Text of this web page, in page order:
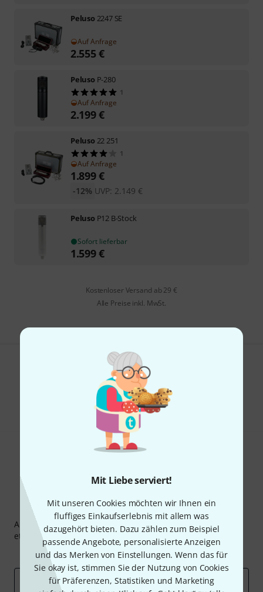
Mit Liebe serviert!
Mit unseren Cookies möchten wir Ihnen ein
fluffiges Einkaufserlebnis mit allem was
dazugehört bieten. Dazu zählen zum Beispiel
passende Angebote, personalisierte Anzeigen
und das Merken von Einstellungen. Wenn das für
Sie okay ist, stimmen Sie der Nutzung von Cookies
für Präferenzen, Statistiken und Marketing
Peluso 2247 SE
Auf Anfrage
2.555€
Peluso P-280
1
Auf Anfrage
2.199€
Peluso 22 251
1
Auf Anfrage
1.899€
UVP: 2.149 €
-12%
Peluso P12 B-Stock
Sofort lieferbar
1.599€
Kostenloser Versand ab 29 €
Alle Preise inkl. MwSt.
Gefällt Ihnen, was Sie sehen?
Teilen Hilfe & Feedback
Thomann Newsletter
Abonniere den Thomann Newsletter und gewinne mit
etwas Glück einen von50 Gutscheinenüber jeweils
Inspirierende Beiträge
Deals Thomann Insights
E-Mail-Adresse*